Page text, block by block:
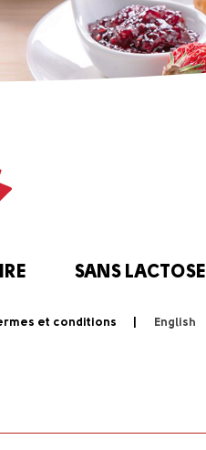
SANS LACTOSE
et conditions